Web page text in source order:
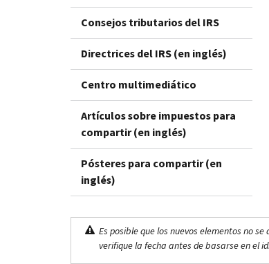
Consejos tributarios del IRS
Directrices del IRS (en inglés)
Centro multimediático
Artículos sobre impuestos para
compartir (en inglés)
Pósteres para compartir (en
inglés)
Es posible que los nuevos elementos no
verifique la fecha antes de basarse en el